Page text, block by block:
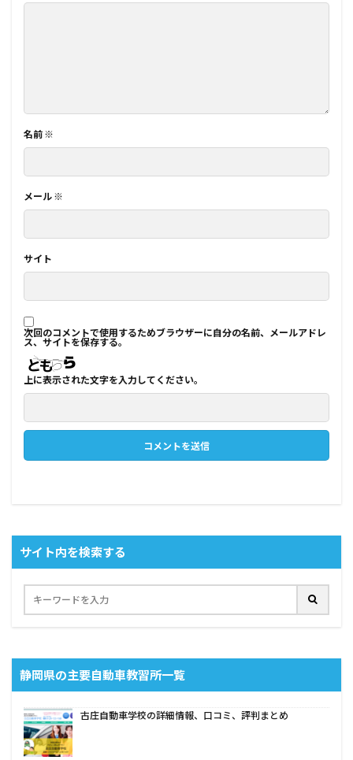
名前 ※
メール ※
サイト
次回のコメントで使用するためブラウザーに自分の名前、メールアドレ
ス、サイトを保存する。
上に表示された文字を入力してください。
サイト内を検索する
静岡県の主要自動車教習所一覧
古庄自動車学校の詳細情報、口コミ、評判まとめ